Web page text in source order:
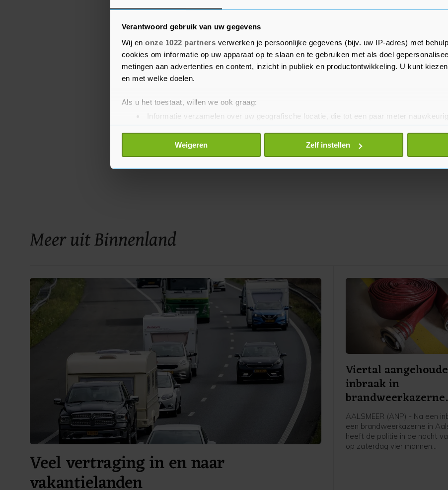
Verantwoord gebruik van uw gegevens
Wij en onze 1022 partners verwerken je persoonlijke gegevens (bijv. uw IP-adres) met
cookies om informatie op uw apparaat op te slaan en te gebruiken met als doel
metingen aan advertenties en content, inzicht in publiek en productontwikkeling. U kunt
en met welke doelen.
Als u het toestaat, willen we ook graag:
Informatie verzamelen over uw geografische locatie, die tot een paar meter
Uw apparaat identificeren door het actief te scannen op specifieke eigenschappen
Lees meer over hoe uw persoonlijke gegevens worden verwerkt en stel uw voorkeuren in het
toestemming op elk moment wijzigen of intrekken in de Cookieverklaring.
Weigeren Zelf instellen
Meer uit Binnenland
Veel vertraging in en naar
vakantielanden
Viertal
inbraak in
brandweerkazerne
Aalsmeer
AALSMEER (ANP) - Na een
een brandweerkazerne in
heeft de politie in de nacht
op zaterdag vier mannen